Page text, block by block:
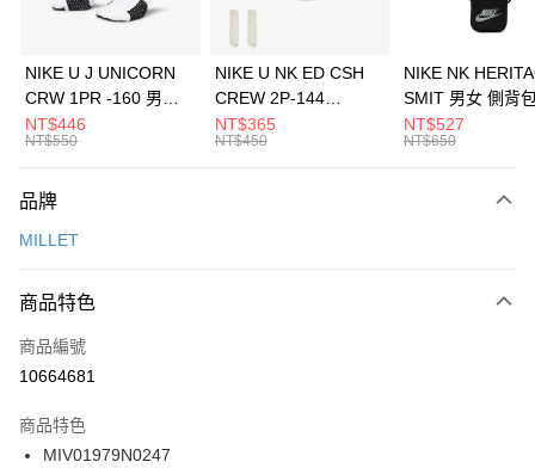
上海商業儲蓄銀行
元大商業銀行
台灣樂天信用卡公司
Apple Pay
全盈+PAY
AFTEE先享後付
【關於「AFTEE先享後付」】
便利好安心！
３．安心：先確認商品／服務後，再付款。
【「AFTEE先享後付」結帳流程】
１．於結帳方式選擇「AFTEE先享後付」後，將跳轉至「AFTEE先享後付」
２．訂單成立數日內，您將收到繳費通知簡訊。
３．收到繳費通知簡訊後14天內，點擊此簡訊中的連結，可透過四大超商／
ATM／網路銀行／等多元方式進行付款，方視為交易完成。
運送方式
每筆NT$100，滿NT$1,500(含以上)免運費
宅配
每筆NT$100，滿NT$1,500(含以上)免運費
付款後門市自取
每筆NT$100，滿NT$1,500(含以上)免運費
NIKE U J UNICORN
CRW 1PR -160 男女
中統襪 FZ3393100
NT$446
NT$550
NIKE U NK ED CSH
CREW 2P-144
EMBRDY 男女 短統襪
FZ3073133
NT$365
NT$450
NIKE NK
SMIT 男女 側背
BA5871010
NT$527
NT$650
品牌
MILLET
商品特色
商品編號
10664681
商品特色
MIV01979N0247